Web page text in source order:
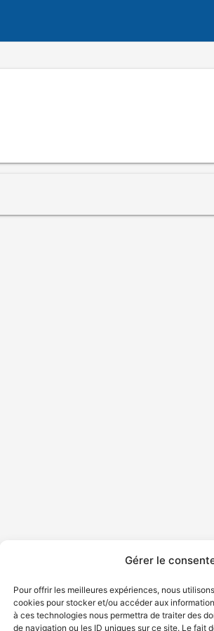
Gérer le
Pour offrir les meilleures expériences, nous
cookies pour stocker et/ou accéder aux
à ces technologies nous permettra de traiter des
de navigation ou les ID uniques sur ce site. Le fait
Déclaration de services Politique de